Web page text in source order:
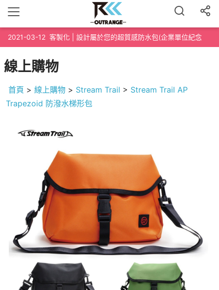
2021-03-12 客製化 | 設計屬於您的超質感防水包(企業單位紀念
線上購物
首頁 > 線上購物 > Stream Trail > Stream Trail AP
Trapezoid 防潑水梯形包